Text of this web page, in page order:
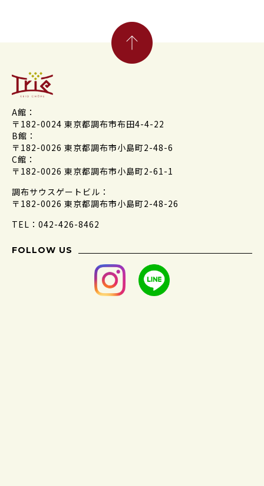
A館：
〒182-0024 東京都調布市布田4-4-22
B館：
〒182-0026 東京都調布市小島町2-48-6
C館：
〒182-0026 東京都調布市小島町2-61-1
調布サウスゲートビル：
〒182-0026 東京都調布市小島町2-48-26
TEL：042-426-8462
FOLLOW US